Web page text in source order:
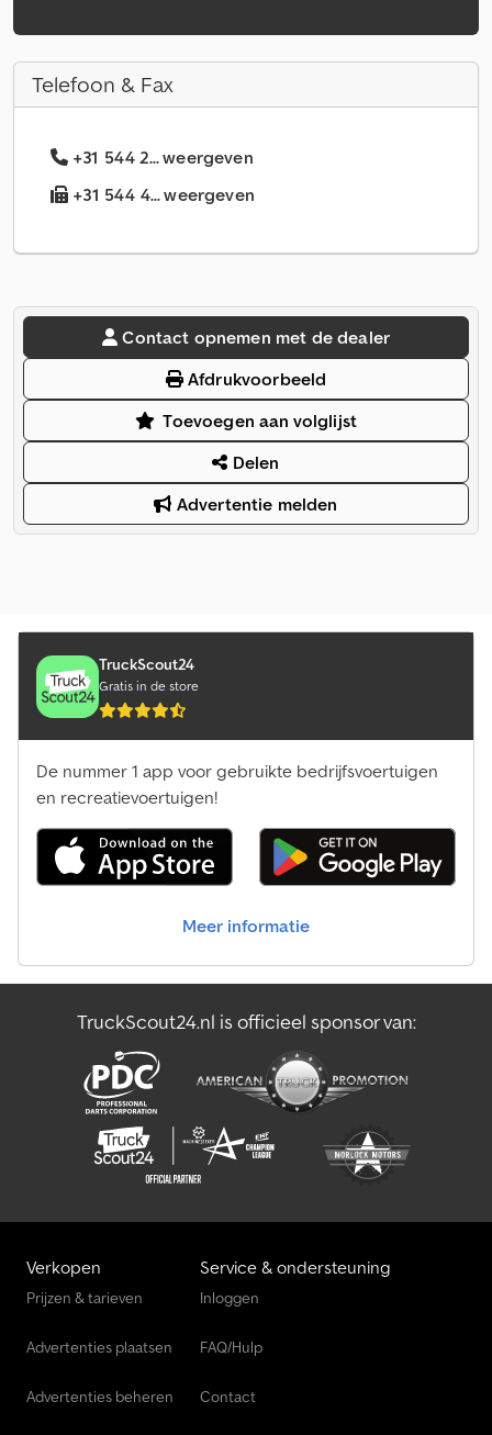
Telefoon & Fax
+31 544 2... weergeven
+31 544 4... weergeven
Contact opnemen met de dealer
Afdrukvoorbeeld
Toevoegen aan volglijst
Delen
Advertentie melden
TruckScout24
Gratis in de store
De nummer 1 app voor gebruikte bedrijfsvoertuigen
en recreatievoertuigen!
Meer informatie
TruckScout24.nl is officieel sponsor van:
Verkopen
Prijzen & tarieven
Advertenties plaatsen
Advertenties beheren
Service & ondersteuning
Inloggen
FAQ/Hulp
Contact